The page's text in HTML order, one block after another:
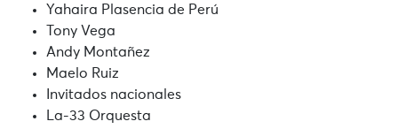
Yahaira Plasencia de Perú
Tony Vega
Andy Montañez
Maelo Ruiz
Invitados nacionales
La-33 Orquesta